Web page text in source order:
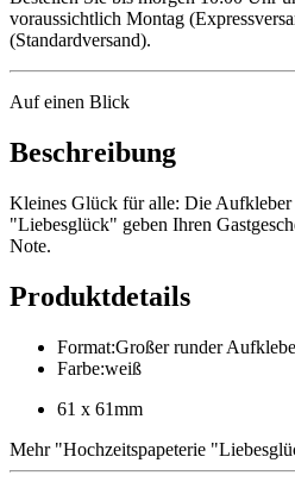
voraussichtlich Montag
(Standardversand).
Auf einen Blick
Beschreibung
Kleines Glück für alle: Die Aufkleber
"Liebesglück" geben Ihren
Note.
Produktdetails
Format:Großer runder
Farbe:weiß
61 x 61mm
Mehr"Hochzeitspapeterie